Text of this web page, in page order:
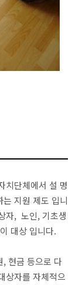
치단체에서 설 명
지원 제도 입니
자, 노인, 기초생
대상 입니다.
, 현금 등으로 다
상자를 자체적으